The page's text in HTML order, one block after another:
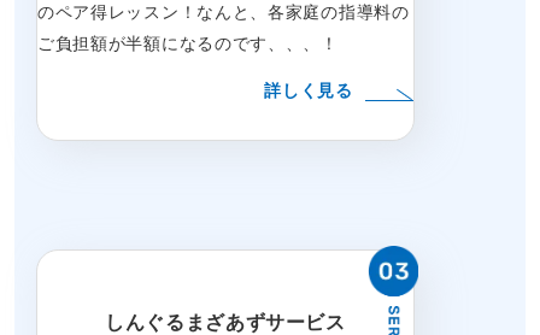
のペア得レッスン！なんと、各家庭の指導料の
ご負担額が半額になるのです、、、！
詳しく見る
しんぐるまざあずサービス